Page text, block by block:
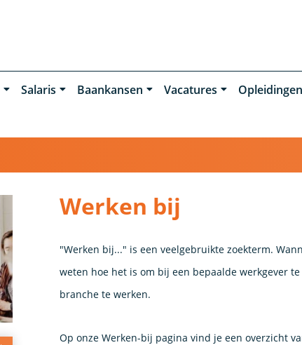
Salaris Baankansen Vacatures Opleidingen
Werken bij
"Werken bij..." is een veelgebruikte zoekterm.
weten hoe het is om bij een bepaalde werkgever
branche te werken.
Op onze Werken-bij pagina vind je een overzicht